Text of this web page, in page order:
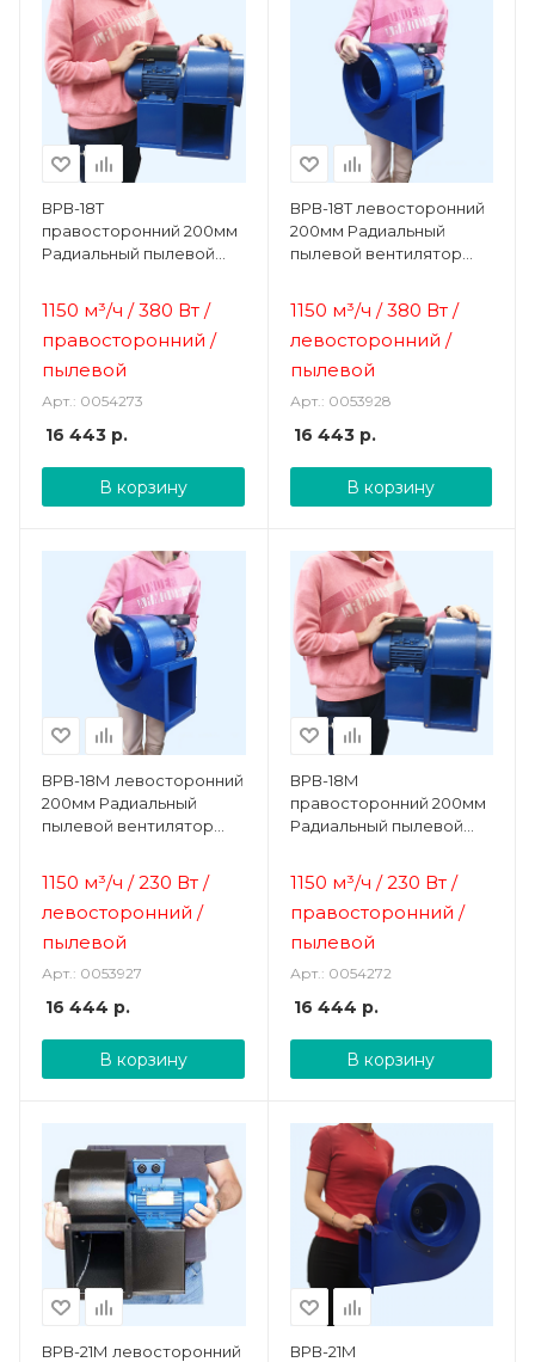
ВРВ-18Т
правосторонний 200мм
Радиальный пылевой
1150 м³/ч / 380 Вт /
правосторонний /
пылевой
Арт.: 0054273
16 443 р.
В корзину
ВРВ-18Т левосторонний
200мм Радиальный
пылевой вентилятор
1150 м³/ч / 380 Вт /
левосторонний /
пылевой
Арт.: 0053928
16 443р.
В корзину
ВРВ-18М левосторонний
200мм Радиальный
пылевой вентилятор
1150 м³/ч / 230 Вт /
левосторонний /
пылевой
Арт.: 0053927
16 444 р.
В корзину
ВРВ-18М
правосторонний 200мм
Радиальный пылевой
1150 м³/ч / 230 Вт /
правосторонний /
пылевой
Арт.: 0054272
16 444 р.
В корзину
ВРВ-21М левосторонний
ВРВ-21М